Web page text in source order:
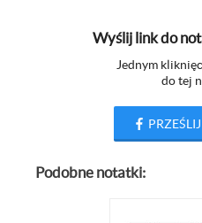
Wyślij link do
Jednym
do tej
Podobne notatki: